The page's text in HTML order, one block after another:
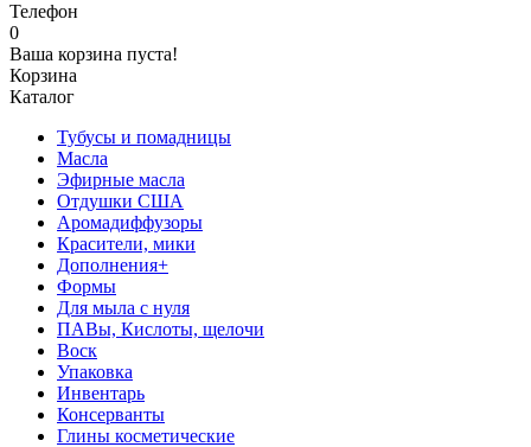
Телефон
0
Ваша корзина пуста!
Корзина
Каталог
Тубусы и помадницы
Масла
Эфирные масла
Отдушки США
Аромадиффузоры
Красители, мики
Дополнения+
Формы
Для мыла с нуля
ПАВы, Кислоты, щелочи
Воск
Упаковка
Инвентарь
Консерванты
Глины косметические